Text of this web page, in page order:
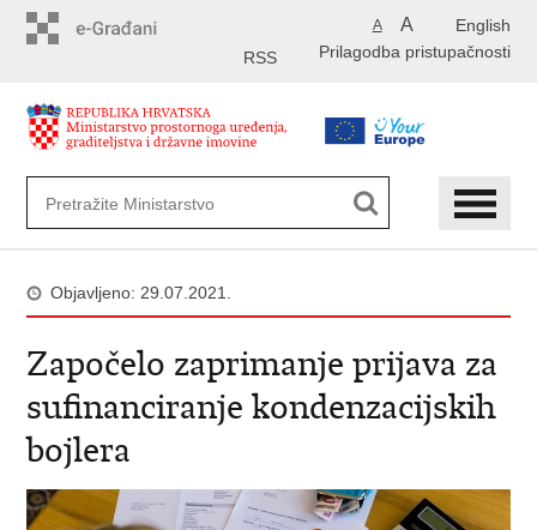
English
A A
Prilagodba pristupačnosti
RSS
Objavljeno: 29.07.2021.
Započelo zaprimanje prijava za
sufinanciranje kondenzacijskih
bojlera